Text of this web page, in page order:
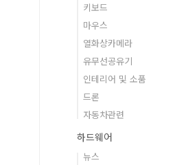
키보드
마우스
열화상카메라
유무선공유기
인테리어 및 소품
드론
자동차관련
하드웨어
뉴스